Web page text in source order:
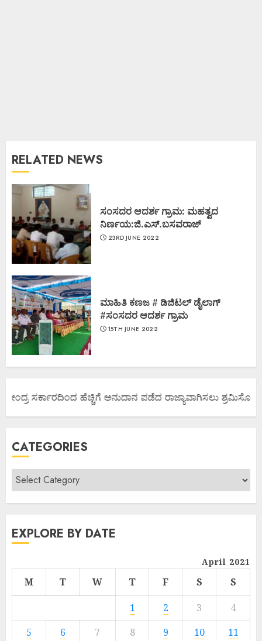
RELATED NEWS
ಸಂಸದರ ಆದರ್ಶ ಗ್ರಾಮ: ಮಹತ್ವದ
ನಿರ್ಣಯ:ಜಿ.ಎಸ್.ಬಸವರಾಜ್
23RD JUNE 2022
ಮಾಹಿತಿ ಕಣಜ # ಡಿಜಿಟಲ್ ಡೈಲಾಗ್
#ಸಂಸದರ ಆದರ್ಶ ಗ್ರಾಮ
15TH JUNE 2022
ಸರ್ಕಾರದಿಂದ ಹೆಚ್ಚಿಗೆ ಅನುದಾನ ಪಡೆದ ರಾಜ್ಯಾವಾಗಿಸಲು ಶ್ರಮಿಸೋಣ
CATEGORIES
EXPLORE BY DATE
April 2021
M T W T F S
S
1
2 3
4
5
6 7 8 9 10
11